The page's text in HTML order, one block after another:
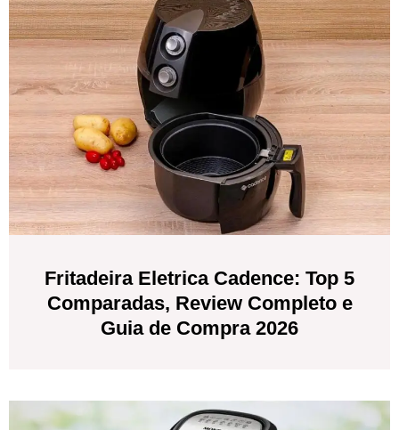
Fritadeira Eletrica Cadence: Top 5
Comparadas, Review Completo e
Guia de Compra 2026